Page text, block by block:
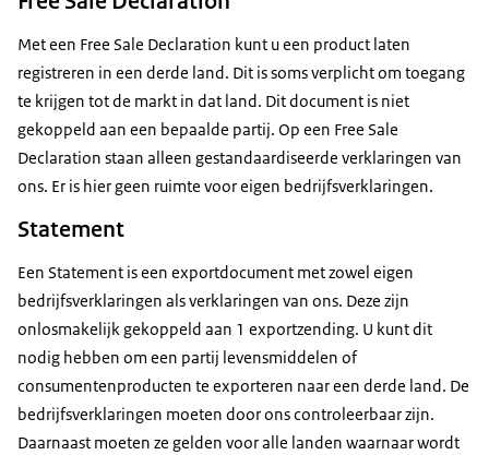
Met een Free Sale Declaration kunt u een product laten
registreren in een derde land. Dit is soms verplicht om toegang
te krijgen tot de markt in dat land. Dit document is niet
gekoppeld aan een bepaalde partij. Op een Free Sale
Declaration staan alleen gestandaardiseerde verklaringen van
ons. Er is hier geen ruimte voor eigen bedrijfsverklaringen.
Statement
Een Statement is een exportdocument met zowel eigen
bedrijfsverklaringen als verklaringen van ons. Deze zijn
onlosmakelijk gekoppeld aan 1 exportzending. U kunt dit
nodig hebben om een partij levensmiddelen of
consumentenproducten te exporteren naar een derde land. De
bedrijfsverklaringen moeten door ons controleerbaar zijn.
Daarnaast moeten ze gelden voor alle landen waarnaar wordt